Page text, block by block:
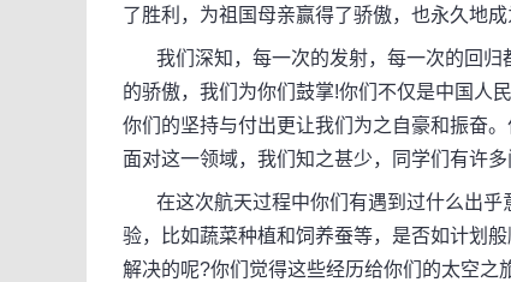
了胜利，为祖国母亲赢得了骄傲，也永久地
我们深知，每一次的发射，每一次的回归
的骄傲，我们为你们鼓掌!你们不仅是中国人
你们的坚持与付出更让我们为之自豪和振奋
面对这一领域，我们知之甚少，同学们有许多
在这次航天过程中你们有遇到过什么出乎
验，比如蔬菜种植和饲养蚕等，是否如计划
解决的呢?你们觉得这些经历给你们的太空之